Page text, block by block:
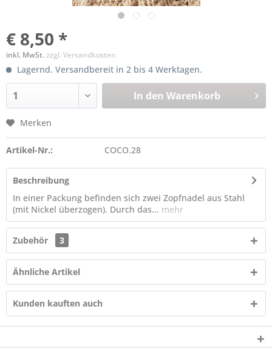
€ 8,50 *
inkl. MwSt.zzgl. Versandkosten
Lagernd. Versandbereit in 2 bis 4 Werktagen.
In den Warenkorb
Merken
Artikel-Nr.: COCO.28
Beschreibung
In einer Packung befinden sich zwei Zopfnadel aus Stahl
(mit Nickel überzogen). Durch das... mehr
Zubehör 3
Ähnliche Artikel
Kunden kauften auch